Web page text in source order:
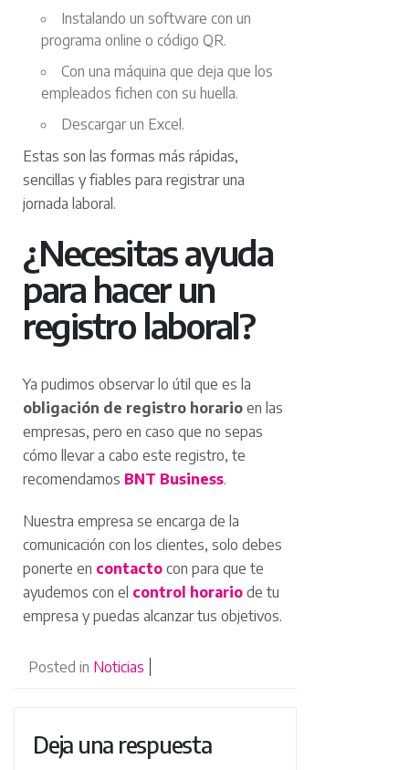
Instalando un software con un
programa online o código QR.
Con una máquina que deja que los
empleados fichen con su huella.
Descargar un Excel.
Estas son las formas más rápidas,
sencillas y fiables para registrar una
jornada laboral.
¿Necesitas ayuda
para hacer un
registro laboral?
Ya pudimos observar lo útil que es la
obligación de registro horario en las
empresas, pero en caso que no sepas
cómo llevar a cabo este registro, te
recomendamos BNT Business.
Nuestra empresa se encarga de la
comunicación con los clientes, solo debes
ponerte en contacto con para que te
ayudemos con el control horario de tu
empresa y puedas alcanzar tus objetivos.
Posted in Noticias
Deja una respuesta